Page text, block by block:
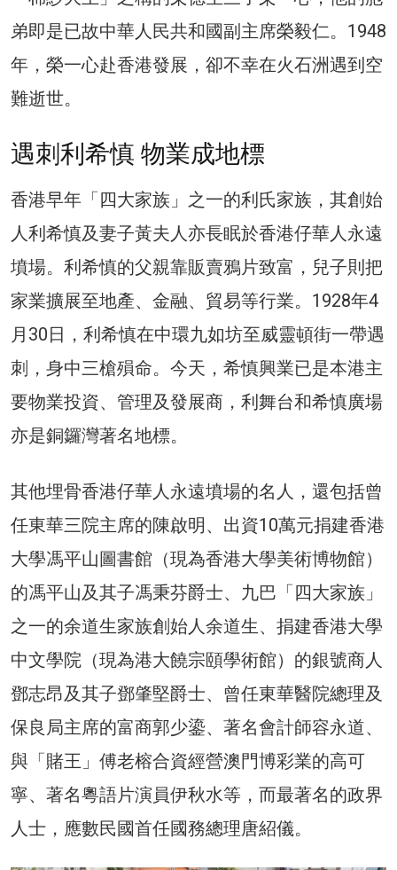
弟即是已故中華人民共和國副主席榮毅仁。1948
年，榮一心赴香港發展，卻不幸在火石洲遇到空
難逝世。
遇刺利希慎 物業成地標
香港早年「四大家族」之一的利氏家族，其創始
人利希慎及妻子黃夫人亦長眠於香港仔華人永遠
墳場。利希慎的父親靠販賣鴉片致富，兒子則把
家業擴展至地產、金融、貿易等行業。1928年4
月30日，利希慎在中環九如坊至威靈頓街一帶遇
刺，身中三槍殞命。今天，希慎興業已是本港主
要物業投資、管理及發展商，利舞台和希慎廣場
亦是銅鑼灣著名地標。
其他埋骨香港仔華人永遠墳場的名人，還包括曾
任東華三院主席的陳啟明、出資10萬元捐建香港
大學馮平山圖書館（現為香港大學美術博物館）
的馮平山及其子馮秉芬爵士、九巴「四大家族」
之一的余道生家族創始人余道生、捐建香港大學
中文學院（現為港大饒宗頤學術館）的銀號商人
鄧志昂及其子鄧肇堅爵士、曾任東華醫院總理及
保良局主席的富商郭少鎏、著名會計師容永道、
與「賭王」傅老榕合資經營澳門博彩業的高可
寧、著名粵語片演員伊秋水等，而最著名的政界
人士，應數民國首任國務總理唐紹儀。